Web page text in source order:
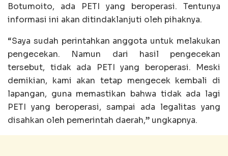
Botumoito, ada PETI yang beroperasi. Tentunya
informasi ini akan ditindaklanjuti oleh pihaknya.
“Saya sudah perintahkan anggota untuk melakukan
pengecekan. Namun dari hasil pengecekan
tersebut, tidak ada PETI yang beroperasi. Meski
demikian, kami akan tetap mengecek kembali di
lapangan, guna memastikan bahwa tidak ada lagi
PETI yang beroperasi, sampai ada legalitas yang
disahkan oleh pemerintah daerah,” ungkapnya.